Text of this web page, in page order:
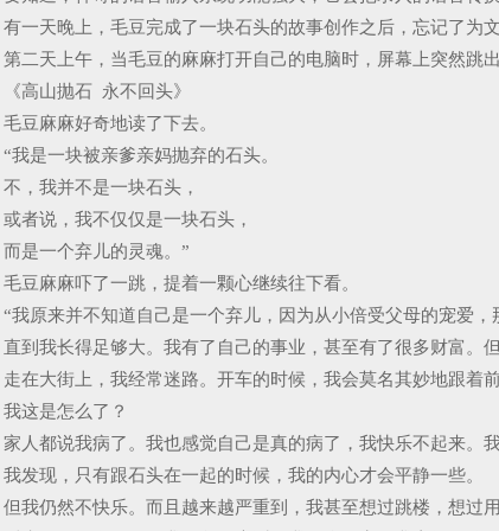
有一天晚上，毛豆完成了一块石头的故事创作之后，忘记了为
第二天上午，当毛豆的麻麻打开自己的电脑时，屏幕上突然
《高山抛石 永不回头》
毛豆麻麻好奇地读了下去。
“我是一块被亲爹亲妈抛弃的石头。
不，我并不是一块石头，
或者说，我不仅仅是一块石头，
而是一个弃儿的灵魂。”
毛豆麻麻吓了一跳，提着一颗心继续往下看。
“我原来并不知道自己是一个弃儿，因为从小倍受父母的宠爱
直到我长得足够大。我有了自己的事业，甚至有了很多财富。
走在大街上，我经常迷路。开车的时候，我会莫名其妙地跟着
我这是怎么了？
家人都说我病了。我也感觉自己是真的病了，我快乐不起来。
我发现，只有跟石头在一起的时候，我的内心才会平静一些。
但我仍然不快乐。而且越来越严重到，我甚至想过跳楼，想过